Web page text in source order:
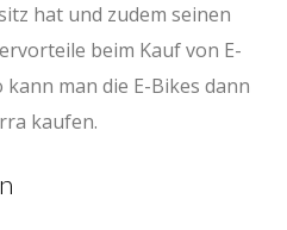
hat und zudem seinen
beim Kauf von E-
man die E-Bikes dann
kaufen.